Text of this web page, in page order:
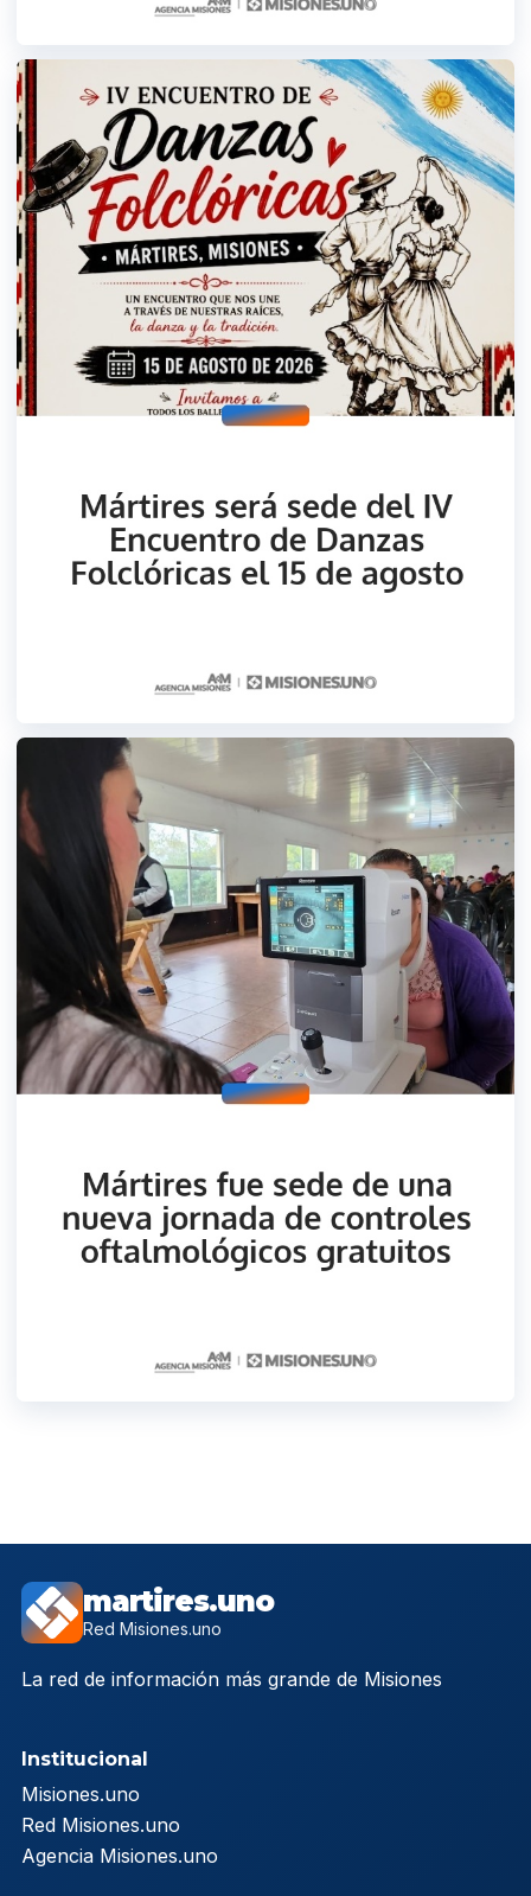
martires.uno
Red Misiones.uno
La red de información más grande de Misiones
Institucional
Misiones.uno
Red Misiones.uno
Agencia Misiones.uno